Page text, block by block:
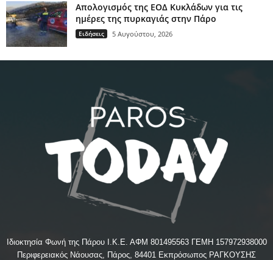
Απολογισμός της ΕΟΔ Κυκλάδων για τις
ημέρες της πυρκαγιάς στην Πάρο
Ειδήσεις 5 Αυγούστου, 2026
Ιδιοκτησία Φωνή της Πάρου Ι.Κ.Ε. ΑΦΜ 801495563 ΓΕΜΗ 157972938000
Περιφερειακός Νάουσας, Πάρος, 84401 Εκπρόσωπος ΡΑΓΚΟΥΣΗΣ